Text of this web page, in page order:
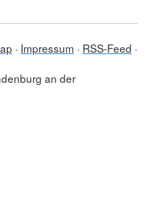
Impressum
RSS-Feed
an der